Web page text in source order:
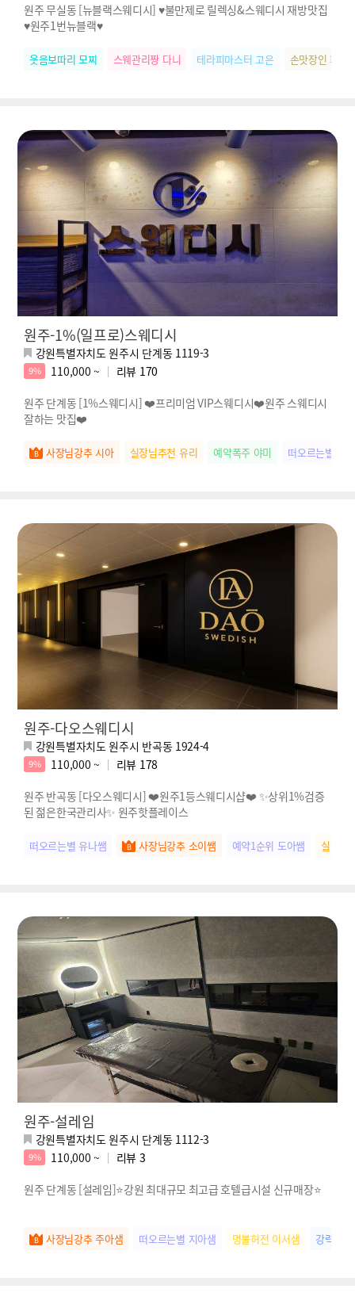
원주 무실동 [뉴블랙스웨디시] ♥불만제로 릴렉싱&스웨디시 재방맛집
♥원주1번뉴블랙♥
웃음보따리 모찌 스웨관리짱 다니 테라피마스터 고은 손맛장인 화영
원주-1%(일프로)스웨디시
강원특별자치도 원주시 단계동 1119-3
9% 110,000 ~ 리뷰 170
원주 단계동 [1%스웨디시] ❤️프리미엄 VIP스웨디시❤️원주 스웨디시
잘하는 맛집❤️
사장님강추 시아 실장님추천 유리 예약폭주 야미 떠오르는별 미호
원주-다오스웨디시
강원특별자치도 원주시 반곡동 1924-4
9% 110,000 ~ 리뷰 178
원주 반곡동 [다오스웨디시] ❤️원주1등스웨디시샵❤️ ✨상위1%검증
된 젊은한국관리사✨ 원주핫플레이스
떠오르는별 유나쌤 사장님강추 소이쌤 예약1순위 도아쌤 실장님
원주-설레임
강원특별자치도 원주시 단계동 1112-3
9% 110,000 ~ 리뷰 3
원주 단계동 [설레임]⭐강원 최대규모 최고급 호텔급시설 신규매장⭐
사장님강추 주아샘 떠오르는별 지아샘 명불허전 이서샘 강력추